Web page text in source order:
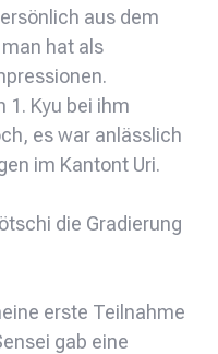
aus dem
hat als
1. Kyu bei ihm
es war anlässlich
im Kantont Uri.
die Gradierung
erste Teilnahme
gab eine